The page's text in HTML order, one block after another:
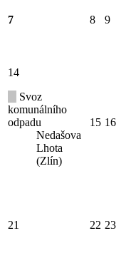
7 8 9
14
Svoz
komunálního
odpadu
Nedašova
Lhota
(Zlín)
15 16
21 22 23